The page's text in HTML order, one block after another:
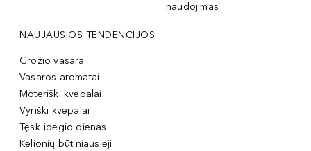
naudojimas
NAUJAUSIOS TENDENCIJOS
Grožio vasara
Vasaros aromatai
Moteriški kvepalai
Vyriški kvepalai
Tęsk įdegio dienas
Kelionių būtiniausieji